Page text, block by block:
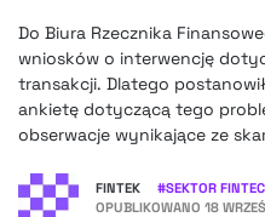
FINTEKEXTRA
OKIEM EKSPERTA
Do Biura Rzecznika
wniosków o interwencję
transakcji. Dlatego
ankietę dotyczącą tego
obserwacje wynikające ze
FINTEK #SEKTOR
OPUBLIKOWANO 18